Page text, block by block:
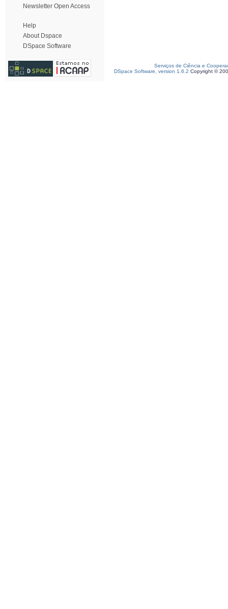
Newsletter Open Access
Help
About Dspace
DSpace Software
Serviços de Ciência e
DSpace Software, version 1.6.2 Copyright ©